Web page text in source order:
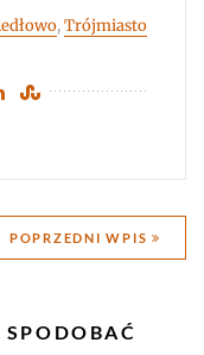
,Trójmiasto
POPRZEDNI WPIS